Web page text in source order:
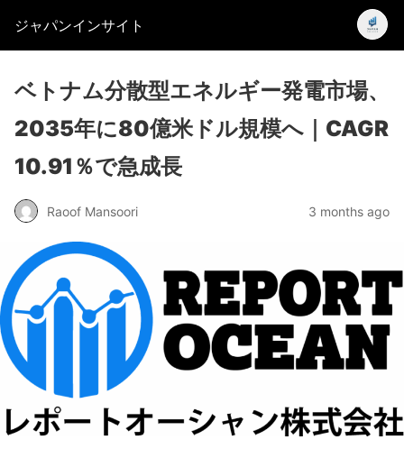
ジャパンインサイト
ベトナム分散型エネルギー発電市場、
2035年に80億米ドル規模へ｜CAGR
10.91％で急成長
Raoof Mansoori 3 months ago